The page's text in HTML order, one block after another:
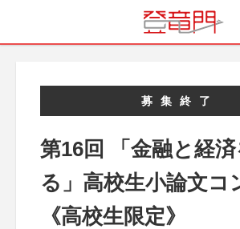
募集終了
第16回 「金融と経済
る」高校生小論文コ
《高校生限定》